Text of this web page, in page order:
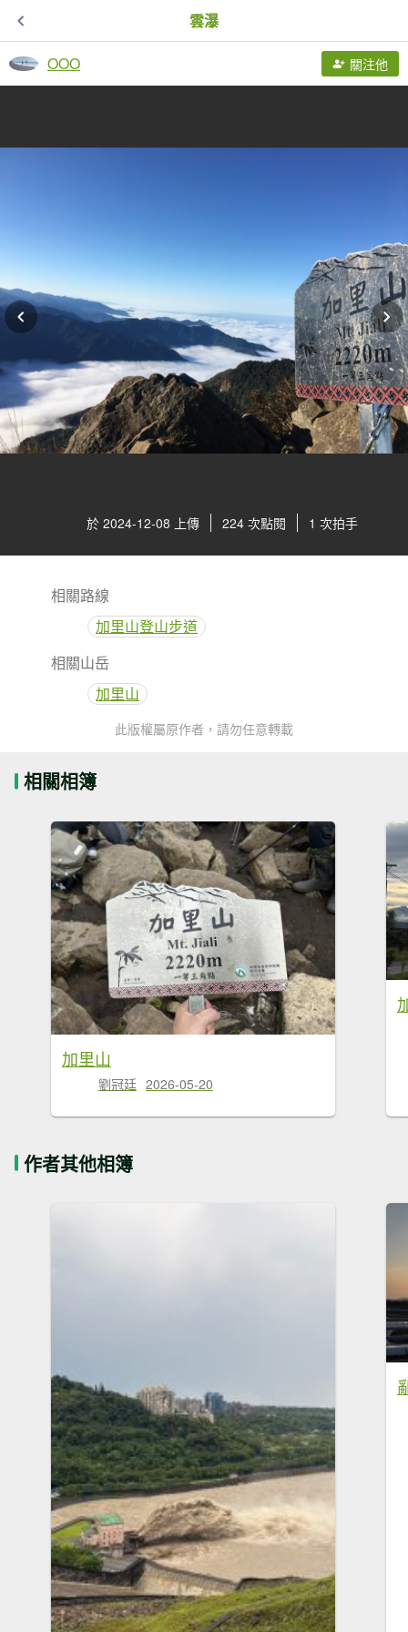
雲瀑
OOO 關注他
於 2024-12-08 上傳 224 次點閱 1 次拍手
相關路線
加里山登山步道
相關山岳
加里山
此版權屬原作者，請勿任意轉載
相關相簿
加里山
劉冠廷 2026-05-20
作者其他相簿